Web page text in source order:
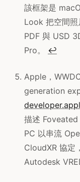
該框架是
Look 把空間照
PDF 與 USD
Pro。 ↩
Apple，
generation
描述
PC 以串流
CloudXR 協定
Autodesk